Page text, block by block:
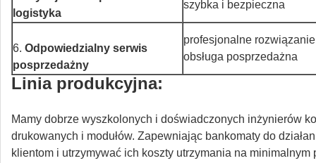
logistyka
szybka i bezpieczna
6. Odpowiedzialny serwis
posprzedażny
profesjonalne
obsługa posprzedażna
Linia produkcyjna:
Mamy dobrze wyszkolonych i doświadczonych inżynierów
drukowanych i modułów. Zapewniając bankomaty do
klientom i utrzymywać ich koszty utrzymania na minimalnym